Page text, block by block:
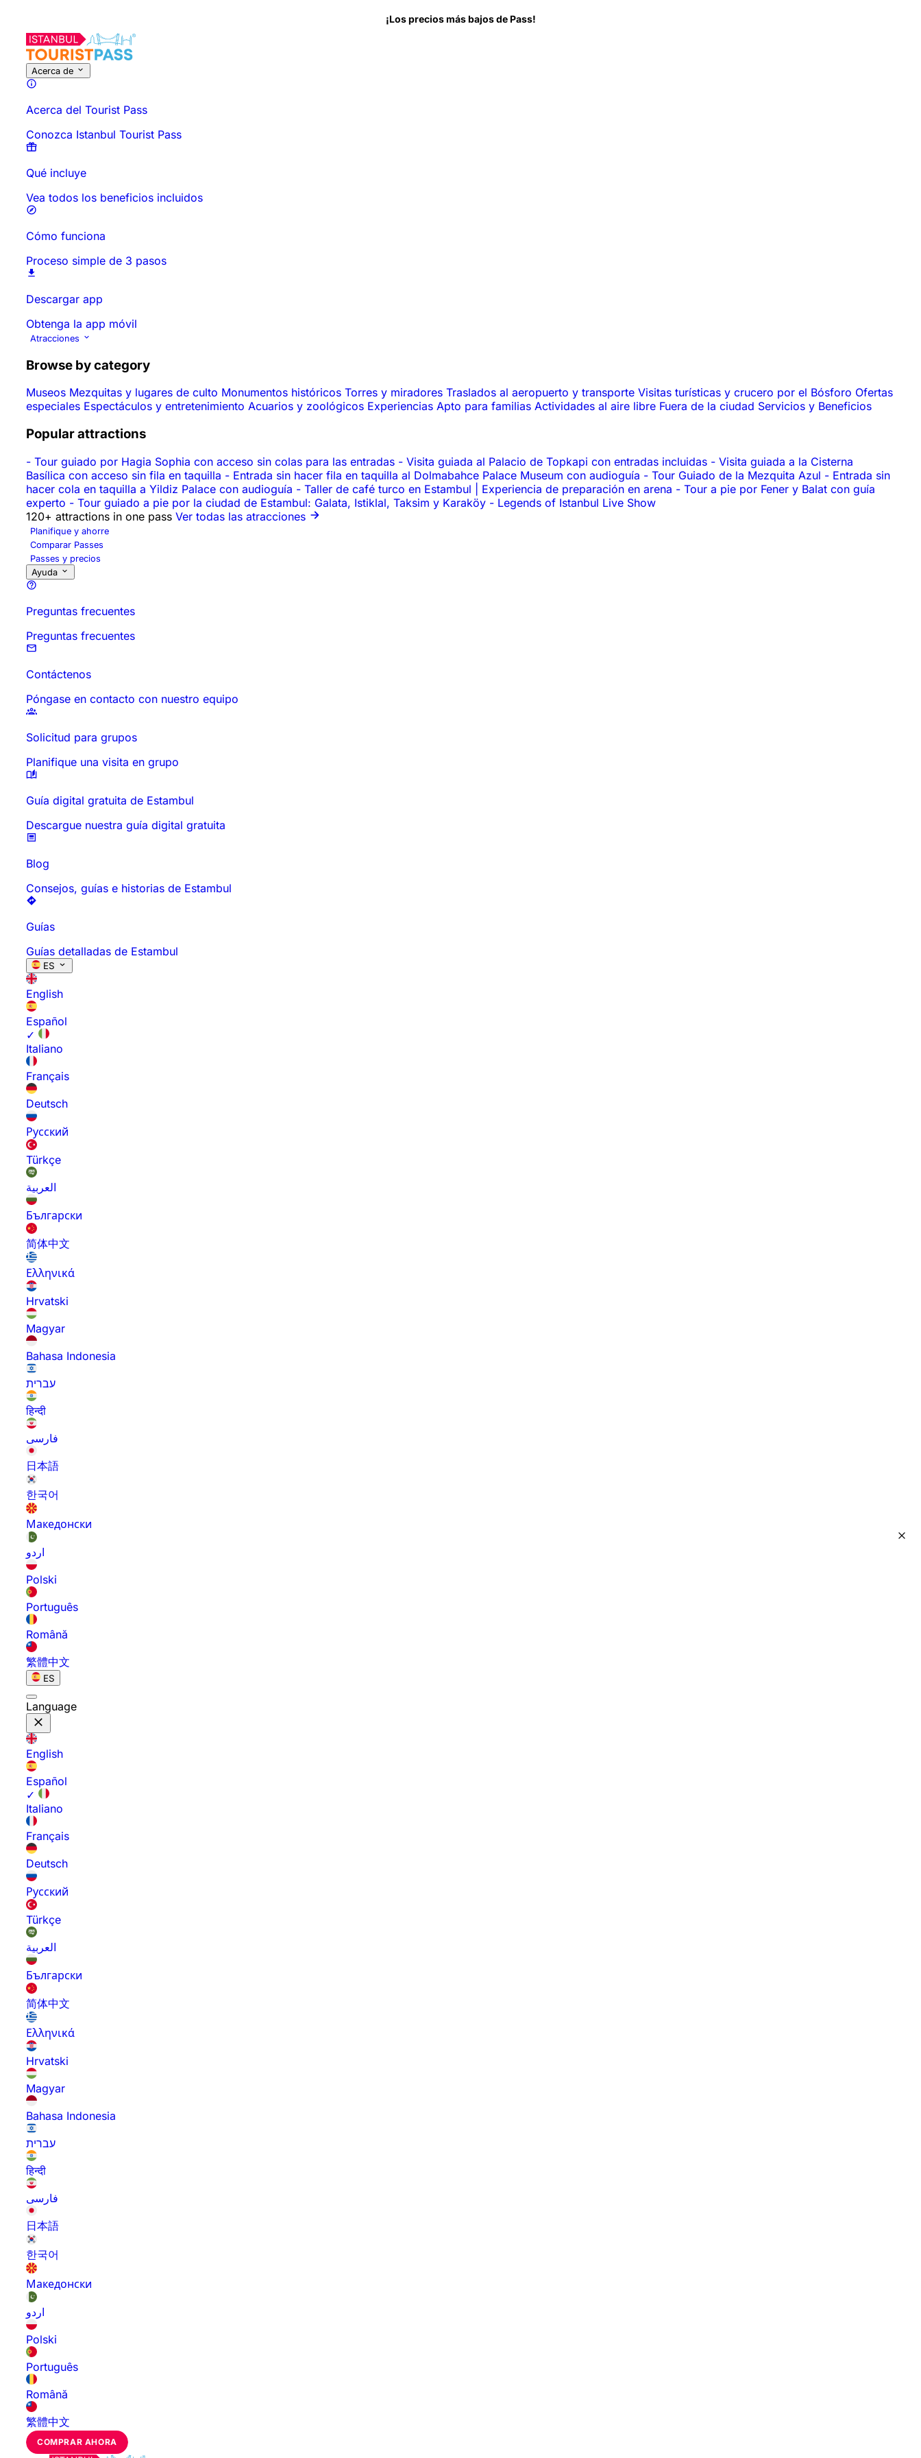
¡Los precios más bajos de Pass!
Acerca de
Acerca del Tourist Pass
Conozca Istanbul Tourist Pass
Qué incluye
Vea todos los beneficios incluidos
Cómo funciona
Proceso simple de 3 pasos
Descargar app
Obtenga la app móvil
Atracciones
Browse by category
Museos Mezquitas y lugares de culto Monumentos históricos Torres y miradores Traslados al aeropuerto y transporte Visitas turísticas y crucero por el Bósforo Ofertas
especiales Espectáculos y entretenimiento Acuarios y zoológicos Experiencias Apto para familias Actividades al aire libre Fuera de la ciudad Servicios y Beneficios
Popular attractions
- Tour guiado por Hagia Sophia con acceso sin colas para las entradas - Visita guiada al Palacio de Topkapi con entradas incluidas - Visita guiada a la Cisterna
Basílica con acceso sin fila en taquilla - Entrada sin hacer fila en taquilla al Dolmabahce Palace Museum con audioguía - Tour Guiado de la Mezquita Azul - Entrada sin
hacer cola en taquilla a Yildiz Palace con audioguía - Taller de café turco en Estambul | Experiencia de preparación en arena - Tour a pie por Fener y Balat con guía
experto - Tour guiado a pie por la ciudad de Estambul: Galata, Istiklal, Taksim y Karaköy - Legends of Istanbul Live Show
120+ attractions in one pass Ver todas las atracciones
Planifique y ahorre
Comparar Passes
Passes y precios
Ayuda
Preguntas frecuentes
Preguntas frecuentes
Contáctenos
Póngase en contacto con nuestro equipo
Solicitud para grupos
Planifique una visita en grupo
Guía digital gratuita de Estambul
Descargue nuestra guía digital gratuita
Blog
Consejos, guías e historias de Estambul
Guías
Guías detalladas de Estambul
ES
English
Español
✓
Italiano
Français
Deutsch
Русский
Türkçe
العربية
Български
简体中文
Ελληνικά
Hrvatski
Magyar
Bahasa Indonesia
עברית
हिन्दी
فارسی
日本語
한국어
Македонски
اردو
Polski
Português
Română
繁體中文
ES
Language
English
Español
✓
Italiano
Français
Deutsch
Русский
Türkçe
العربية
Български
简体中文
Ελληνικά
Hrvatski
Magyar
Bahasa Indonesia
עברית
हिन्दी
فارسی
日本語
한국어
Македонски
اردو
Polski
Português
Română
繁體中文
COMPRAR AHORA
Antes de ir Preguntas Frecuentes